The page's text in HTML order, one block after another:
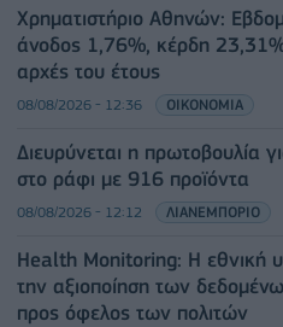
Χρηματιστήριο Αθηνών:
άνοδος 1,76%, κέρδη
αρχές του έτους
08/08/2026 - 12:36 ΟΙΚΟΝΟΜΙΑ
Διευρύνεται η πρωτοβουλία
στο ράφι με 916 προϊόντα
08/08/2026 - 12:12 ΛΙΑΝΕΜΠΟΡΙΟ
Health Monitoring: Η εθνική
την αξιοποίηση των
προς όφελος των πολιτών